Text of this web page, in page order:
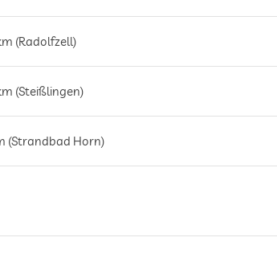
(Radolfzell)
(Steißlingen)
(Strandbad Horn)